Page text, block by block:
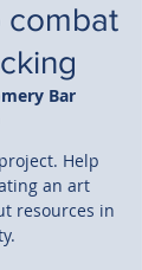
combat
Bar
Help
an art
resources in